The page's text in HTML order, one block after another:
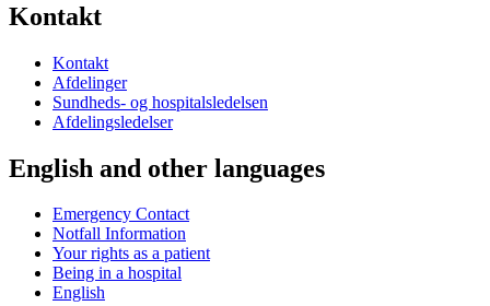
Kontakt
Kontakt
Afdelinger
Sundheds- og hospitalsledelsen
Afdelingsledelser
English and other languages
Emergency Contact
Notfall Information
Your rights as a patient
Being in a hospital
English